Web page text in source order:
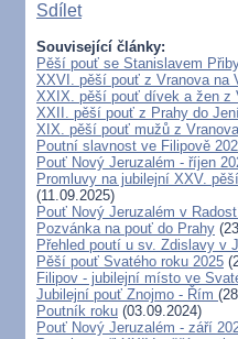
Sdílet
Související články:
Pěší pouť se Stanislavem
XXVI. pěší pouť z Vranova na
XXIX. pěší pouť dívek a žen z
XXII. pěší pouť z Prahy do
XIX. pěší pouť mužů z
Poutní slavnost ve Filipově
Pouť Nový Jeruzalém - říjen
Promluvy na jubilejní XXV.
(11.09.2025)
Pouť Nový Jeruzalém v
Pozvánka na pouť do Prahy
Přehled poutí u sv. Zdislavy v
Pěší pouť Svatého roku 2025
Filipov - jubilejní místo ve
Jubilejní pouť Znojmo - Řím
Poutník roku (03.09.2024)
Pouť Nový Jeruzalém - září